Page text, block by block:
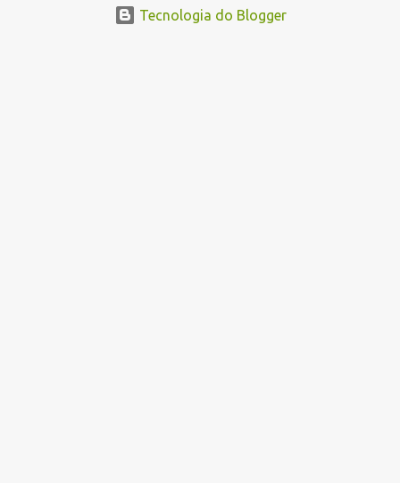
e passou a orientar a vítima sobre os procedimentos que deveriam
Tecnologia do Blogger